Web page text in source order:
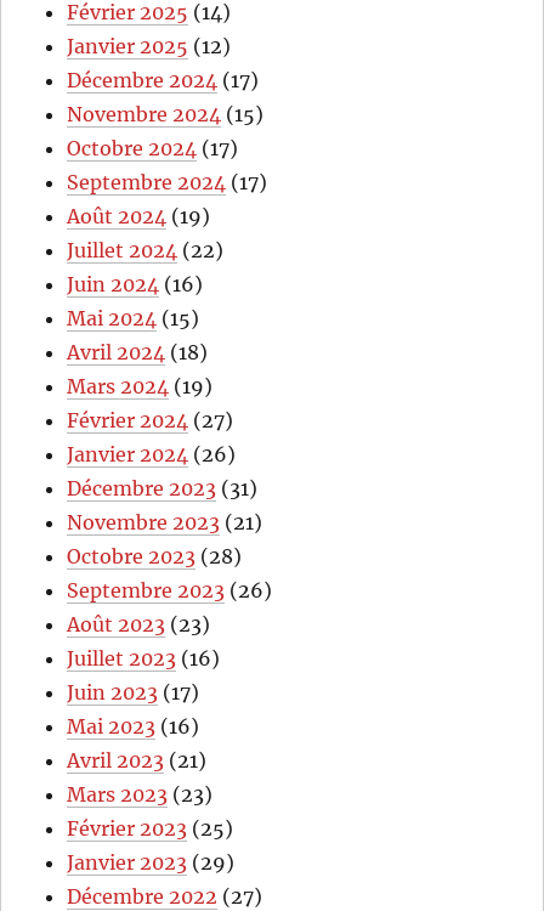
Février 2025 (14)
Janvier 2025 (12)
Décembre 2024 (17)
Novembre 2024 (15)
Octobre 2024 (17)
Septembre 2024 (17)
Août 2024 (19)
Juillet 2024 (22)
Juin 2024 (16)
Mai 2024 (15)
Avril 2024 (18)
Mars 2024 (19)
Février 2024 (27)
Janvier 2024 (26)
Décembre 2023 (31)
Novembre 2023 (21)
Octobre 2023 (28)
Septembre 2023 (26)
Août 2023 (23)
Juillet 2023 (16)
Juin 2023 (17)
Mai 2023 (16)
Avril 2023 (21)
Mars 2023 (23)
Février 2023 (25)
Janvier 2023 (29)
Décembre 2022 (27)